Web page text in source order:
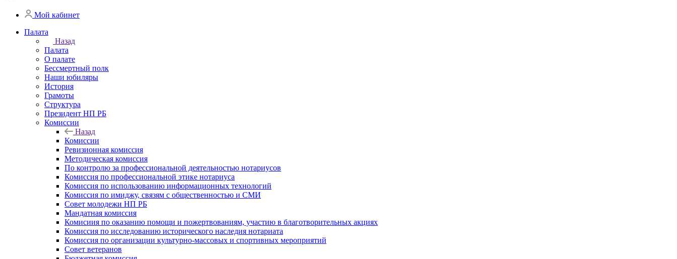
Мой кабинет
Палата
Назад
Палата
О палате
Бессмертный полк
Наши юбиляры
История
Грамоты
Структура
Президент НП РБ
Комиссии
Назад
Комиссии
Ревизионная комиссия
Методическая комиссия
По контролю за профессиональной деятельностью нотариусов
Комиссия по профессиональной этике нотариуса
Комиссия по использованию информационных технологий
Комиссия по имиджу, связям с общественностью и СМИ
Совет молодежи НП РБ
Мандатная комиссия
Комисиия по оказанию помощи и пожертвованиям, участию в благотворительных акциях
Комиссия по исследованию исторического наследия нотариата
Комиссия по организации культурно-массовых и спортивных мероприятий
Совет ветеранов